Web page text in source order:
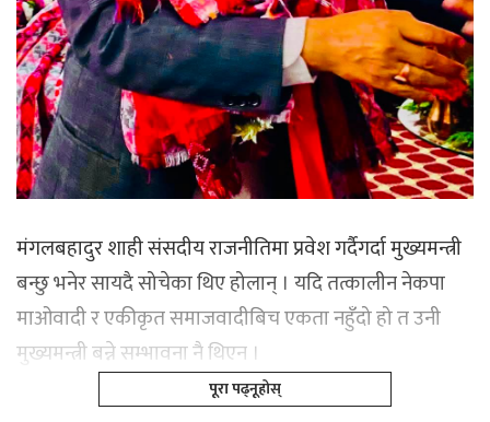
मंगलबहादुर शाही संसदीय राजनीतिमा प्रवेश गर्दैगर्दा मुख्यमन्त्री
बन्छु भनेर सायदै सोचेका थिए होलान् । यदि तत्कालीन नेकपा
माओवादी र एकीकृत समाजवादीबिच एकता नहुँदो हो त उनी
मुख्यमन्त्री बन्ने सम्भावना नै थिएन ।
पूरा पढ्नूहोस्